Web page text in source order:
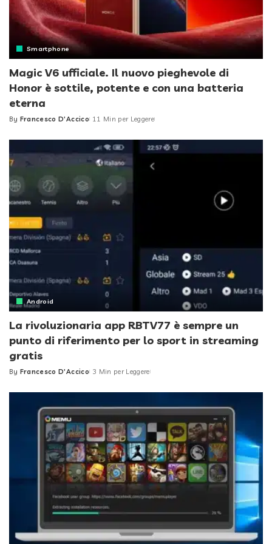
Smartphone
Magic V6 ufficiale. Il nuovo pieghevole di
Honor è sottile, potente e con una batteria
eterna
Posted
By Francesco D'Accico 11 Min per Leggere
Android
La rivoluzionaria app RBTV77 è sempre un
punto di riferimento per lo sport in streaming
gratis
Posted
By Francesco D'Accico 3 Min per Leggere